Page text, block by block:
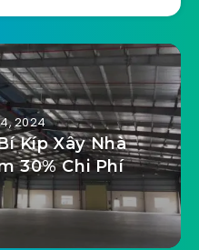
2024
Kíp Xây Nhà
30% Chi Phí